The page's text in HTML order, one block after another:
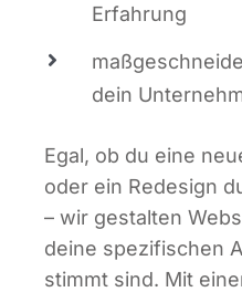
Erfahrung
dein
Egal, ob du eine
oder ein Rede­sign
– wir gestal­ten
dei­ne spe­zi­fi­schen
stimmt sind. Mit